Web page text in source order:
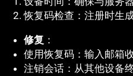
恢复码检查：注册时生
修复 ：
使用恢复码：输入邮箱
注销会话：从其他设备